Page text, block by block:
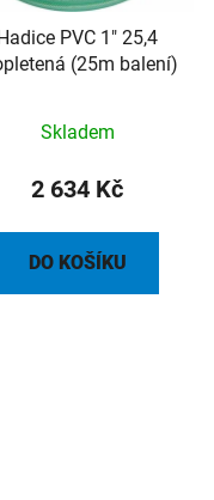
PVC 1" 25,4
(25m balení)
Skladem
2 634 Kč
DO KOŠÍKU